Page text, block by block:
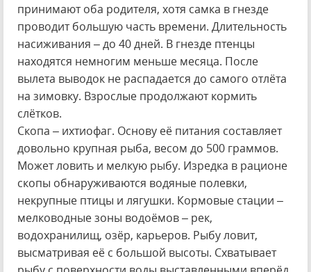
принимают оба родителя, хотя самка в гнезде
проводит большую часть времени. Длительность
насиживания – до 40 дней. В гнезде птенцы
находятся немногим меньше месяца. После
вылета выводок не распадается до самого отлёта
на зимовку. Взрослые продолжают кормить
слётков.
Скопа – ихтиофаг. Основу её питания составляет
довольно крупная рыба, весом до 500 граммов.
Может ловить и мелкую рыбу. Изредка в рационе
скопы обнаруживаются водяные полевки,
некрупные птицы и лягушки. Кормовые стации –
мелководные зоны водоёмов – рек,
водохранилищ, озёр, карьеров. Рыбу ловит,
высматривая её с большой высоты. Схватывает